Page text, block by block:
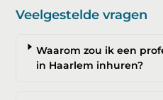
Veelgestelde vragen
Waarom zou ik een
in Haarlem inhuren?